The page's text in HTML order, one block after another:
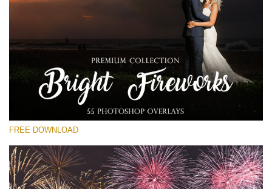
Free Fireworks Overlay #16
Small 800*533px
Bright Fireworks
(55 Overlays)
Bokeh Collection (650 Overlays)
Large 6000*4000px
FREE DOWNLOAD